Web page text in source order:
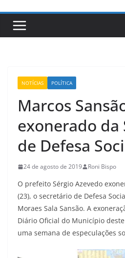
NOTÍCIAS POLÍTICA
Marcos
exonerado da
de Defesa
24 de agosto de 2019 Roni Bispo
O prefeito Sérgio Azevedo
(23), o secretário de Defesa
Moraes Sala Sansão. A
Diário Oficial do Município
uma semana de especulações